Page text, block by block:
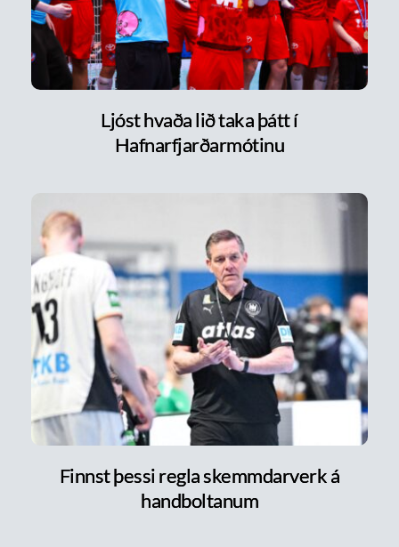
Ljóst hvaða lið taka þátt í
Hafnarfjarðarmótinu
Finnst þessi regla skemmdarverk á
handboltanum